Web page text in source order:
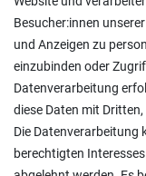
Lieferung in die Schweiz
Pflegesymbole
Lagerverkauf
Ratgeber & News
Besucher:innen
und Anzeigen zu
einzubinden oder
Datenverarbeitung
diese Daten mit
Die Datenverarbeitung
berechtigten